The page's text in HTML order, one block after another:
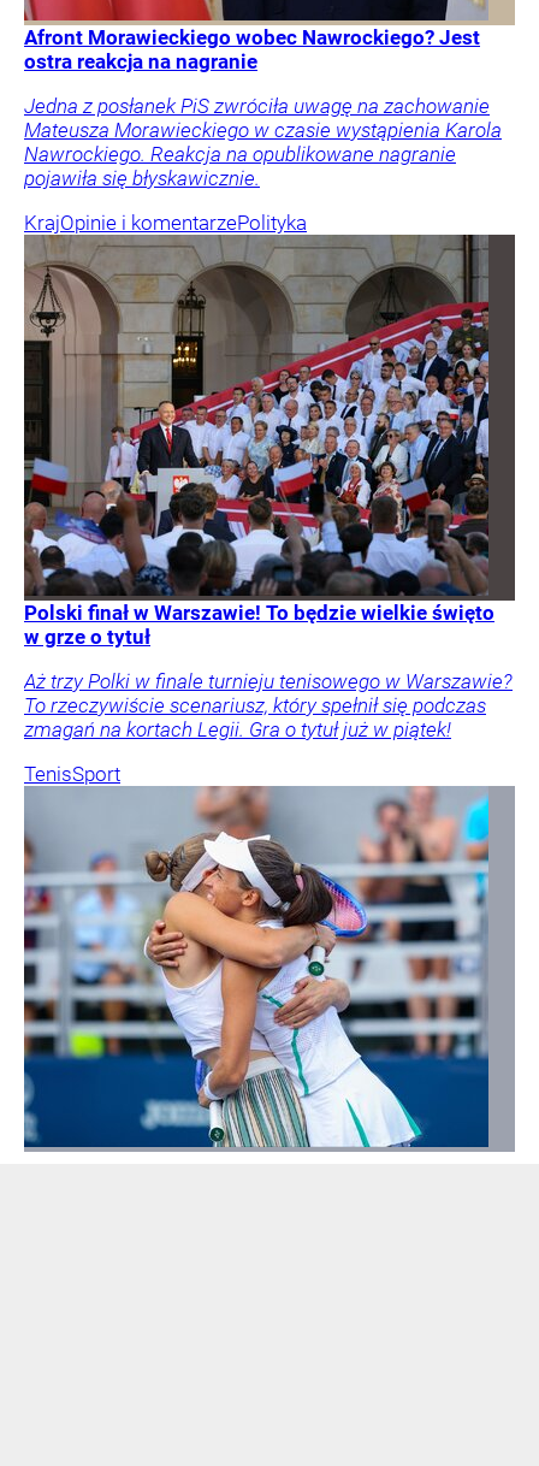
Afront Morawieckiego wobec Nawrockiego? Jest
ostra reakcja na nagranie
Jedna z posłanek PiS zwróciła uwagę na zachowanie
Mateusza Morawieckiego w czasie wystąpienia Karola
Nawrockiego. Reakcja na opublikowane nagranie
pojawiła się błyskawicznie.
KrajOpinie i komentarzePolityka
Polski finał w Warszawie! To będzie wielkie święto
w grze o tytuł
Aż trzy Polki w finale turnieju tenisowego w Warszawie?
To rzeczywiście scenariusz, który spełnił się podczas
zmagań na kortach Legii. Gra o tytuł już w piątek!
TenisSport